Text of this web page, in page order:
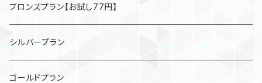
ブロンズプラン【お試し77円】
シルバープラン
ゴールドプラン